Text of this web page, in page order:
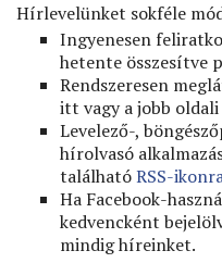
Hírlevelünket sokféle
Ingyenesen
hetente összesítve
Rendszeresen
itt vagy a jobb oldali
Levelező-,
hírolvasó
találhatóRSS-
Ha Facebook-
kedvencként
mindig híreinket.